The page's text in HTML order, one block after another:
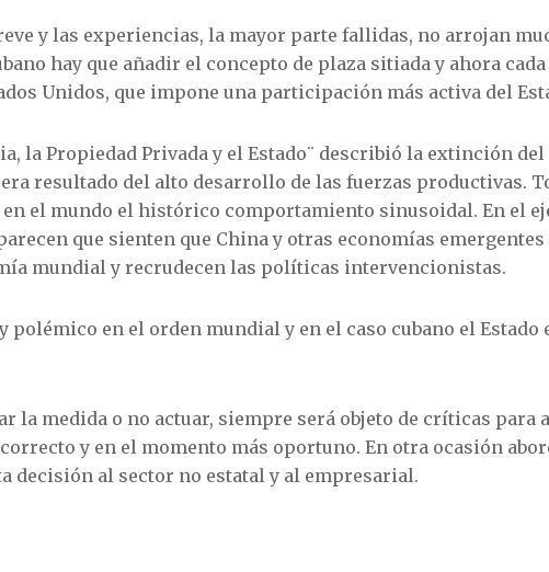
y las experiencias, la mayor parte fallidas, no arrojan
hay que añadir el concepto de plaza sitiada y ahora cada
Unidos, que impone una participación más activa del
la Propiedad Privada y el Estado¨ describió la extinción del
resultado del alto desarrollo de las fuerzas productivas.
en el mundo el histórico comportamiento sinusoidal. En el
que sienten que China y otras economías emergentes
mundial y recrudecen las políticas intervencionistas.
polémico en el orden mundial y en el caso cubano el Estado
la medida o no actuar, siempre será objeto de críticas para
y en el momento más oportuno. En otra ocasión
decisión al sector no estatal y al empresarial.